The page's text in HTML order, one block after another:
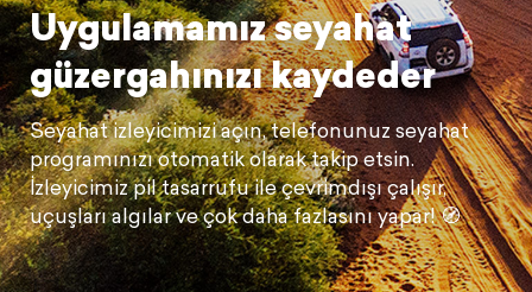
Uygulamamız seyahat
güzergahınızı kaydeder
Seyahat izleyicimizi açın, telefonunuz seyahat
programınızı otomatik olarak takip etsin.
İzleyicimiz pil tasarrufu ile çevrimdışı çalışır,
uçuşları algılar ve çok daha fazlasını yapar! 🧭